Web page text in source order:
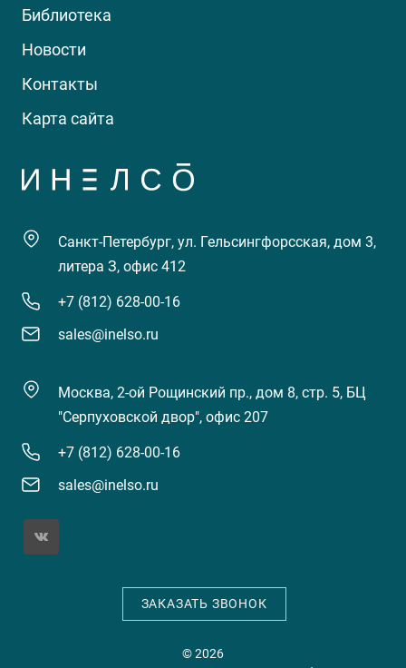
Библиотека
Новости
Контакты
Карта сайта
Санкт-Петербург, ул. Гельсингфорсская, дом 3,
литера З, офис 412
+7 (812) 628-00-16
sales@inelso.ru
Москва, 2-ой Рощинский пр., дом 8, стр. 5, БЦ
"Серпуховской двор", офис 207
+7 (812) 628-00-16
sales@inelso.ru
ЗАКАЗАТЬ ЗВОНОК
© 2026